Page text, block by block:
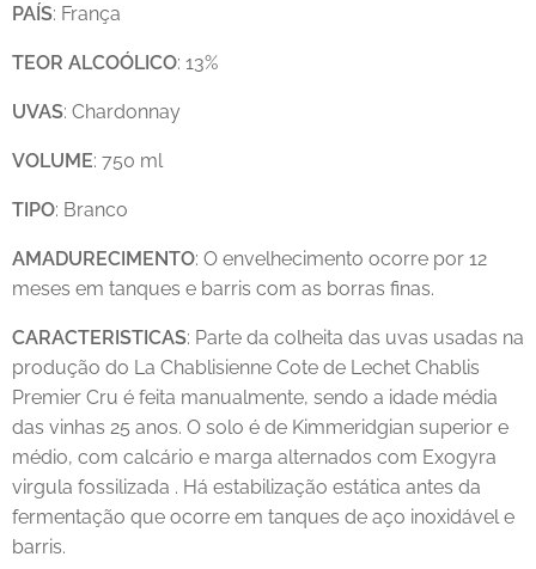
PAÍS: França
TEOR ALCOÓLICO: 13%
UVAS: Chardonnay
VOLUME: 750 ml
TIPO: Branco
AMADURECIMENTO: O envelhecimento ocorre por 12
meses em tanques e barris com as borras finas.
CARACTERISTICAS: Parte da colheita das uvas usadas na
produção do La Chablisienne Cote de Lechet Chablis
Premier Cru é feita manualmente, sendo a idade média
das vinhas 25 anos. O solo é de Kimmeridgian superior e
médio, com calcário e marga alternados com Exogyra
virgula fossilizada . Há estabilização estática antes da
fermentação que ocorre em tanques de aço inoxidável e
barris.